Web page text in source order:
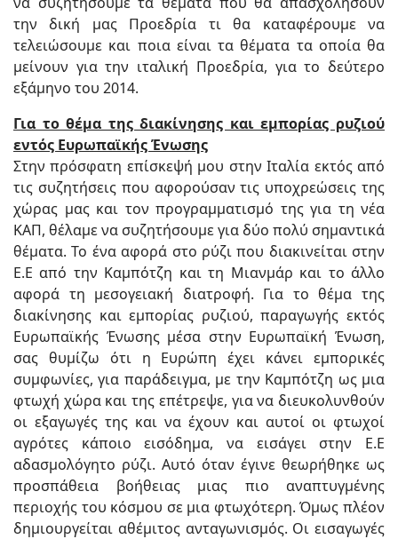
την δική μας Προεδρία τι θα καταφέρουμε να
τελειώσουμε και ποια είναι τα θέματα τα οποία θα
μείνουν για την ιταλική Προεδρία, για το δεύτερο
εξάμηνο του 2014.
Για το θέμα της διακίνησης και εμπορίας ρυζιού
εντός Ευρωπαϊκής Ένωσης
Στην πρόσφατη επίσκεψή μου στην Ιταλία εκτός από
τις συζητήσεις που αφορούσαν τις υποχρεώσεις της
χώρας μας και τον προγραμματισμό της για τη νέα
ΚΑΠ, θέλαμε να συζητήσουμε για δύο πολύ σημαντικά
θέματα. Το ένα αφορά στο ρύζι που διακινείται στην
Ε.Ε από την Καμπότζη και τη Μιανμάρ και το άλλο
αφορά τη μεσογειακή διατροφή. Για το θέμα της
διακίνησης και εμπορίας ρυζιού, παραγωγής εκτός
Ευρωπαϊκής Ένωσης μέσα στην Ευρωπαϊκή Ένωση,
σας θυμίζω ότι η Ευρώπη έχει κάνει εμπορικές
συμφωνίες, για παράδειγμα, με την Καμπότζη ως μια
φτωχή χώρα και της επέτρεψε, για να διευκολυνθούν
οι εξαγωγές της και να έχουν και αυτοί οι φτωχοί
αγρότες κάποιο εισόδημα, να εισάγει στην Ε.Ε
αδασμολόγητο ρύζι. Αυτό όταν έγινε θεωρήθηκε ως
προσπάθεια βοήθειας μιας πιο αναπτυγμένης
περιοχής του κόσμου σε μια φτωχότερη. Όμως πλέον
δημιουργείται αθέμιτος ανταγωνισμός. Οι εισαγωγές